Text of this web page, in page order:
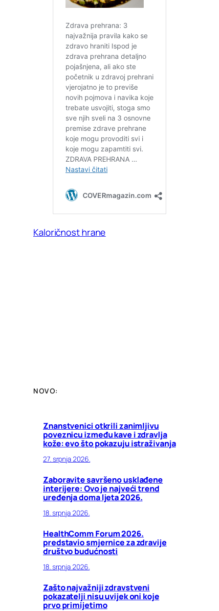
Kaloričnost hrane
NOVO:
Znanstvenici otkrili zanimljivu
poveznicu između kave i zdravlja
kože: evo što pokazuju istraživanja
27. srpnja 2026.
Zaboravite savršeno usklađene
interijere: Ovo je najveći trend
uređenja doma ljeta 2026.
18. srpnja 2026.
HealthComm Forum 2026.
predstavio smjernice za zdravije
društvo budućnosti
18. srpnja 2026.
Zašto najvažniji zdravstveni
pokazatelji nisu uvijek oni koje
prvo primijetimo